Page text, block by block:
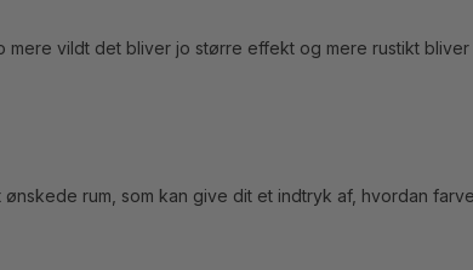
vildt det bliver jo større effekt og mere rustikt
rum, som kan give dit et indtryk af, hvordan